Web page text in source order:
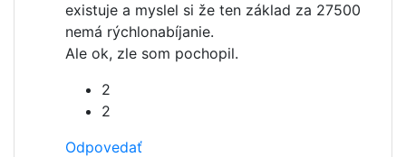
existuje a myslel si že ten základ za 27500
nemá rýchlonabíjanie.
Ale ok, zle som pochopil.
2
2
Odpovedať